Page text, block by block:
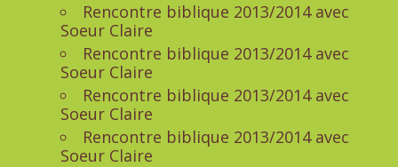
Rencontre biblique 2013/2014 avec
Soeur Claire
Rencontre biblique 2013/2014 avec
Soeur Claire
Rencontre biblique 2013/2014 avec
Soeur Claire
Rencontre biblique 2013/2014 avec
Soeur Claire